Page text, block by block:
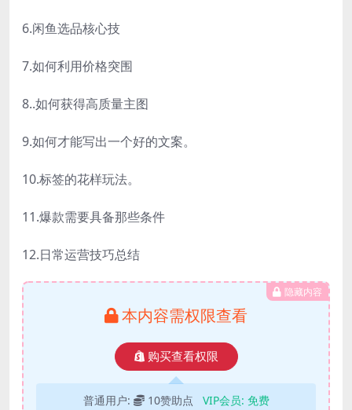
6.闲鱼选品核心技
7.如何利用价格突围
8..如何获得高质量主图
9.如何才能写出一个好的文案。
10.标签的花样玩法。
11.爆款需要具备那些条件
12.日常运营技巧总结
隐藏内容
本内容需权限查看
购买查看权限
普通用户: 10赞助点 VIP会员: 免费